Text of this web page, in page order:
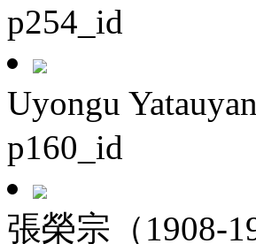
p254_id
Uyongu
p160_id
張榮宗（1908-